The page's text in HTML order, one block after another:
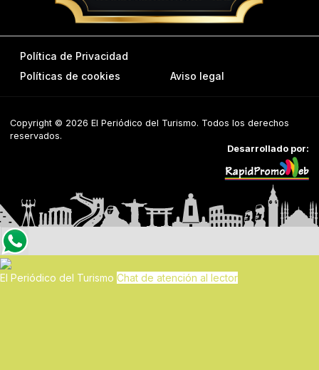
Política de Privacidad
Políticas de cookies
Aviso legal
Copyright © 2026 El Periódico del Turismo. Todos los derechos
reservados.
Desarrollado por:
El Periódico del Turismo Chat de atención al lector